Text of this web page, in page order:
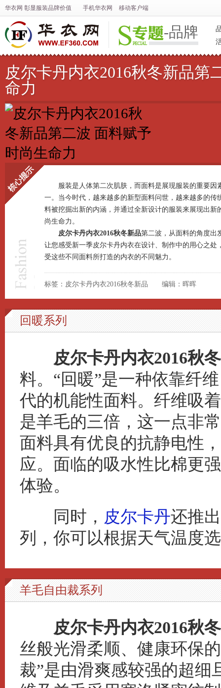
华衣网 彰显服装品牌价值 手机华衣网 移动客户端
-品牌
皮尔卡丹内衣2016秋冬新品第
命力
服装是人体第二次肌肤，而面料是展现服装的重要因
一。当今时代，越来越多的新型面料问世，越来越多的传
料被挖掘出新的内涵，并通过全新设计的服装来展现出新
尚生命力。
皮尔卡丹内衣2016秋冬新品第二波，从面料的角度出
让您感受新一季皮尔卡丹内衣在设计、制作中的用心之处
受这些不同面料所打造的内衣的不同魅力。
标签：皮尔卡丹内衣2016秋冬新品 编辑：晖晖
回暖系列
皮尔卡丹内衣2016秋冬
料。“回暖”是一种依靠纤
代的机能性面料。纤维吸
是羊毛的三倍，这一点非
面料具有优良的抗静电性
应。面临的吸水性比棉更
体验。
同时， 皮尔卡丹还推
列，你可以根据天气温度
羊毛自由裁系列
皮尔卡丹内衣2016秋冬
丝般光滑柔顺、健康环保
裁”是由滑爽感较强的超细